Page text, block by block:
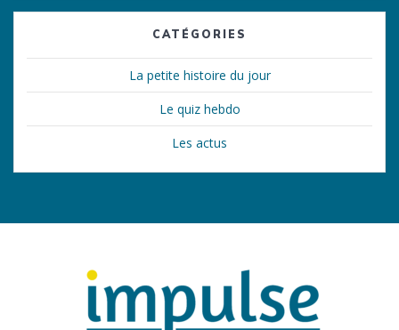
CATÉGORIES
La petite histoire du jour
Le quiz hebdo
Les actus